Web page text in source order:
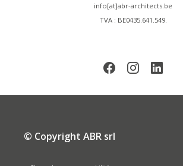
info[at]abr-architects.be
TVA : BE0435.641.549.
© Copyright ABR srl